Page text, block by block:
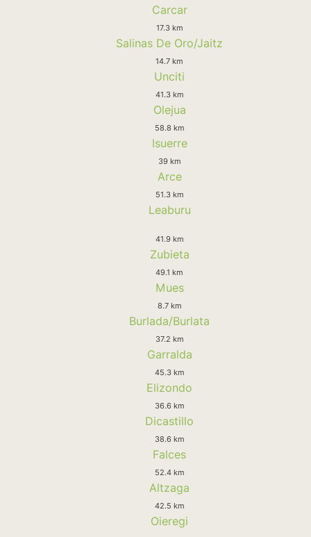
Carcar
17.3 km
Salinas De Oro/Jaitz
14.7 km
Unciti
41.3 km
Olejua
58.8 km
Isuerre
39 km
Arce
51.3 km
Leaburu
41.9 km
Zubieta
49.1 km
Mues
8.7 km
Burlada/Burlata
37.2 km
Garralda
45.3 km
Elizondo
36.6 km
Dicastillo
38.6 km
Falces
52.4 km
Altzaga
42.5 km
Oieregi